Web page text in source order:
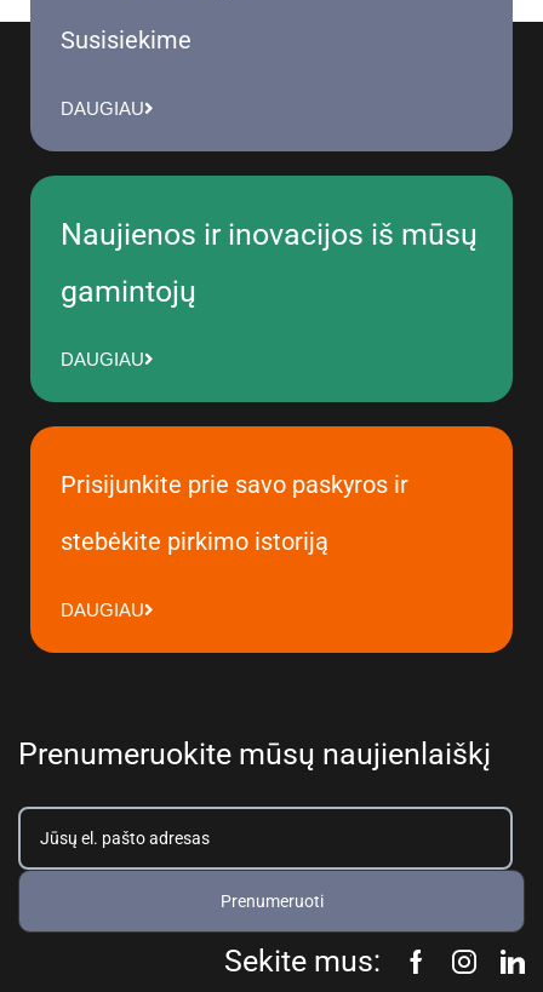
Susisiekime
DAUGIAU
Naujienos ir inovacijos iš mūsų
gamintojų
DAUGIAU
Prisijunkite prie savo paskyros ir
stebėkite pirkimo istoriją
DAUGIAU
Prenumeruokite mūsų naujienlaiškį
Prenumeruoti
Sekite mus: